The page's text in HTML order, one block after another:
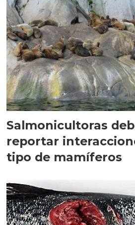
Salmonicultoras
reportar
tipo de mamíferos